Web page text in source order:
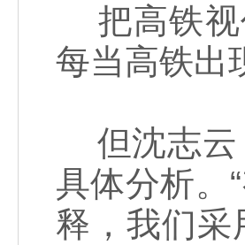
把高铁视
每当高铁出
但沈志云
具体分析。
释，我们采